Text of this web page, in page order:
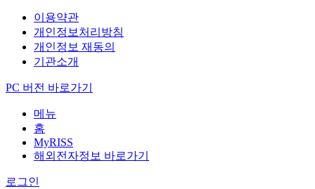
이용약관
개인정보처리방침
개인정보 재동의
기관소개
PC 버전 바로가기
메뉴
홈
MyRISS
해외전자정보 바로가기
로그인